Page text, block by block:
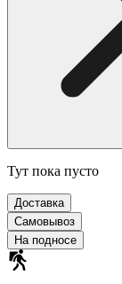
Тут пока пусто
Доставка
Самовывоз
На подносе